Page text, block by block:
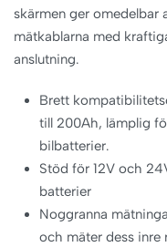
skärmen ger omedelbar
mätkablarna med
anslutning.
Brett
till 200Ah, lämplig
bilbatterier.
Stöd för 12V och
batterier
Noggranna
och mäter dess inre